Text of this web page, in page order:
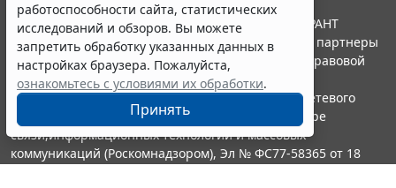
работоспособности сайта, статистических
исследований и обзоров. Вы можете
запретить обработку указанных данных в
настройках браузера. Пожалуйста,
ознакомьтесь с условиями их обработки.
Принять
© ООО "НПП "ГАРАНТ-СЕРВИС", 2026. Система ГАРАНТ
выпускается с 1990 года. Компания "Гарант" и ее партнеры
являются участниками Российской ассоциации правовой
информации ГАРАНТ.
Портал ГАРАНТ.РУ зарегистрирован в качестве сетевого
издания Федеральной службой по надзору в сфере
связи,информационных технологий и массовых
коммуникаций (Роскомнадзором), Эл № ФС77-58365 от 18